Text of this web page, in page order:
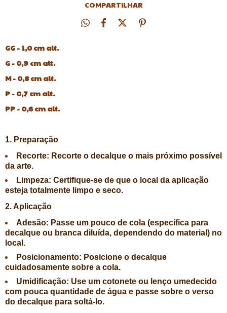
COMPARTILHAR
GG - 1,0 cm alt.
G - 0,9 cm alt.
M - 0,8 cm alt.
P - 0,7 cm alt.
PP - 0,6 cm alt.
1. Preparação
Recorte: Recorte o decalque o mais próximo possível
da arte.
Limpeza: Certifique-se de que o local da aplicação
esteja totalmente limpo e seco.
2. Aplicação
Adesão: Passe um pouco de cola (específica para
decalque ou branca diluída, dependendo do material) no
local.
Posicionamento: Posicione o decalque
cuidadosamente sobre a cola.
Umidificação: Use um cotonete ou lenço umedecido
com pouca quantidade de água e passe sobre o verso
do decalque para soltá-lo.